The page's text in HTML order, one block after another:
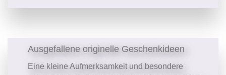
Ausgefallene originelle Geschenkideen
Eine kleine Aufmerksamkeit und besondere